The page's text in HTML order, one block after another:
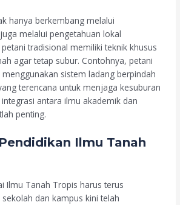
hanya berkembang melalui
melalui pengetahuan lokal
tradisional memiliki teknik khusus
agar tetap subur. Contohnya, petani
sistem ladang berpindah
terencana untuk menjaga kesuburan
antara ilmu akademik dan
penting.
Ilmu Tanah
Ilmu Tanah Tropis harus terus
dan kampus kini telah